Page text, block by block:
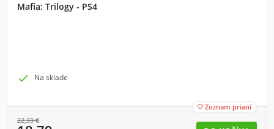
Mafia: Trilogy - PS4
 Na sklade
 Zoznam prianí
22,59€